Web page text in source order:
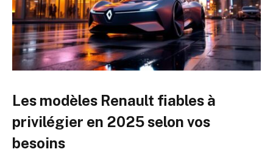
Les modèles Renault fiables à
privilégier en 2025 selon vos
besoins